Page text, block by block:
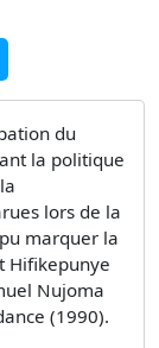
du
la politique
lors de la
marquer la
Hifikepunye
Nujoma
(1990).